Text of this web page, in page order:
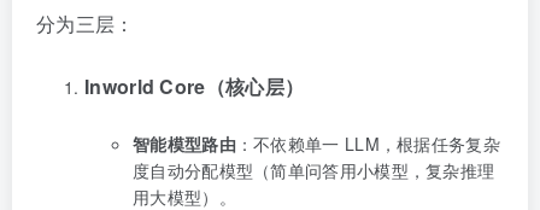
分为三层：
Inworld Core（核心层）
智能模型路由 ：不依赖单一 LLM，根据任务复杂
度自动分配模型（简单问答用小模型，复杂推理
用大模型）。